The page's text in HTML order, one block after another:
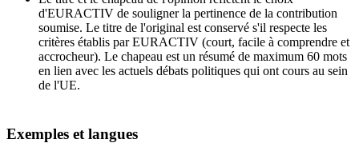
d'EURACTIV de souligner la pertinence de la contribution
soumise. Le titre de l'original est conservé s'il respecte les
critères établis par EURACTIV (court, facile à comprendre et
accrocheur). Le chapeau est un résumé de maximum 60 mots
en lien avec les actuels débats politiques qui ont cours au sein
de l'UE.
Exemples et langues